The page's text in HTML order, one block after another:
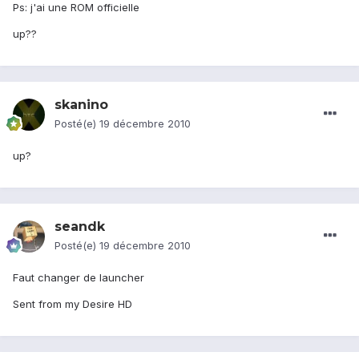
Ps: j'ai une ROM officielle
up??
skanino
Posté(e) 19 décembre 2010
up?
seandk
Posté(e) 19 décembre 2010
Faut changer de launcher
Sent from my Desire HD